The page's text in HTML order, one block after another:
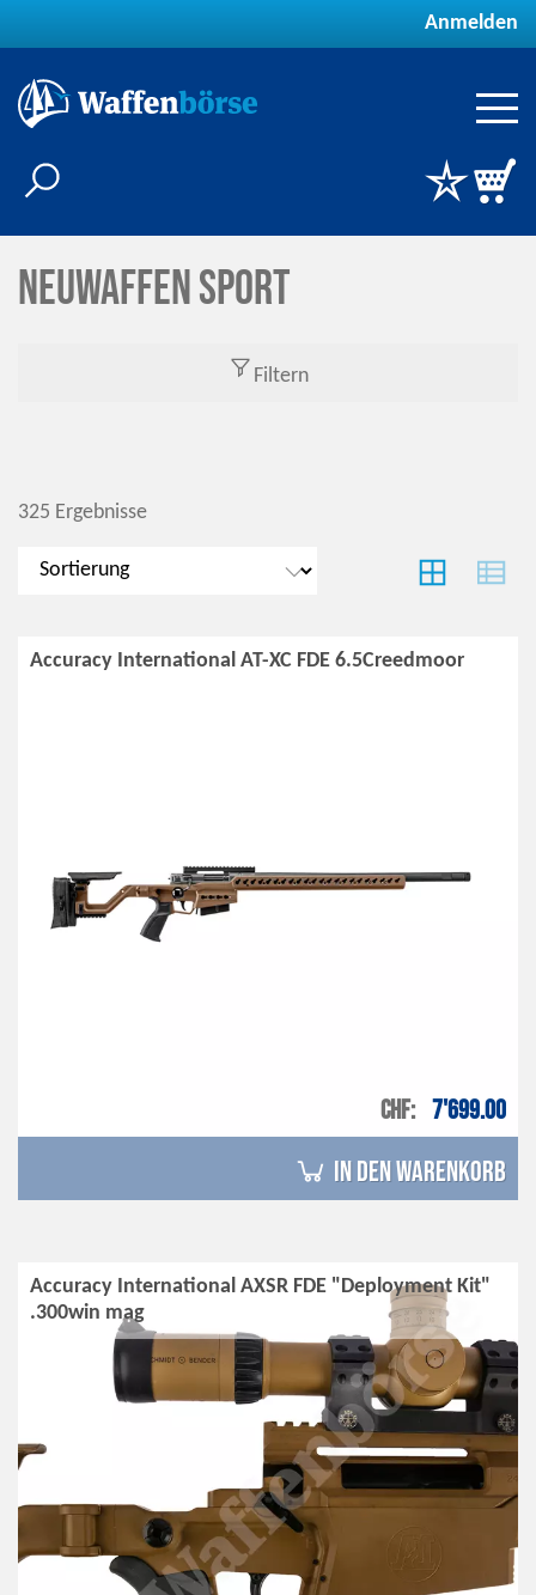
Anmelden
Neuwaffen Sport
Filtern
325 Ergebnisse
Accuracy International AT-XC FDE 6.5Creedmoor
CHF 7'699.00
in den Warenkorb
Accuracy International AXSR FDE "Deployment Kit"
.300win mag